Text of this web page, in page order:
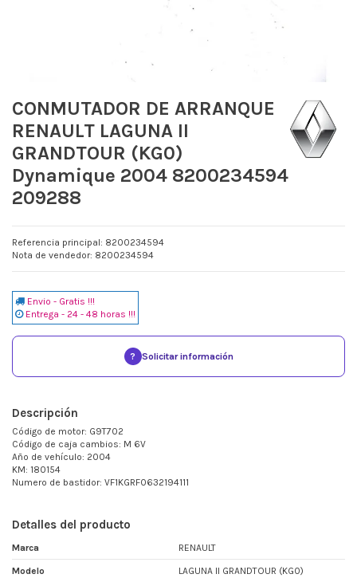
CONMUTADOR DE ARRANQUE
RENAULT LAGUNA II
GRANDTOUR (KG0)
Dynamique 2004 8200234594
209288
Referencia principal: 8200234594
Nota de vendedor: 8200234594
Envio - Gratis !!!
Entrega - 24 - 48 horas !!!
? Solicitar información
Descripción
Código de motor: G9T702
Código de caja cambios: M 6V
Año de vehículo: 2004
KM: 180154
Numero de bastidor: VF1KGRF0632194111
Detalles del producto
Marca RENAULT
Modelo LAGUNA II GRANDTOUR (KG0)